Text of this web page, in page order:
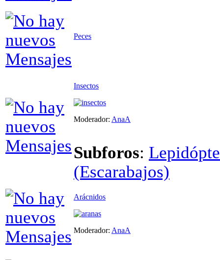
Peces
Insectos
Moderador: AnaA
Subforos:
(Escarabajos)
Arácnidos
Moderador: AnaA